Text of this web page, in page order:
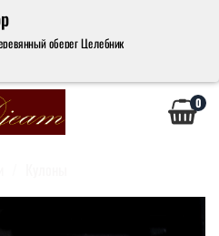
оберег Целебник
0